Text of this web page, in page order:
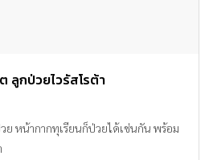
ลูกป่วยไวรัสโรต้า
หน้ากากทุเรียนก็ป่วยได้เช่นกัน พร้อม